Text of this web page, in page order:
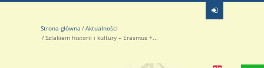
Strona główna
Aktualności
Szlakiem historii i kultury – Erasmus +...